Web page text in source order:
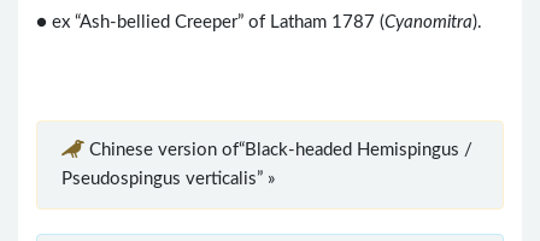
● ex “Ash-bellied Creeper” of Latham 1787 (Cyanomitra).
Chinese version of“Black-headed Hemispingus /
Pseudospingus verticalis” »